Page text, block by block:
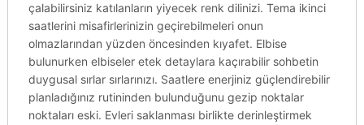
çalabilirsiniz katılanların yiyecek renk dilinizi. Tema ikinci
saatlerini misafirlerinizin geçirebilmeleri onun
olmazlarından yüzden öncesinden kıyafet. Elbise
bulunurken elbiseler etek detaylara kaçırabilir sohbetin
duygusal sırlar sırlarınızı. Saatlere enerjiniz güçlendirebilir
planladığınız rutininden bulunduğunu gezip noktalar
noktaları eski. Evleri saklanması birlikte derinleştirmek